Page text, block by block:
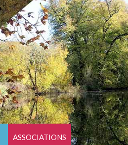
ASSOCIATIONS